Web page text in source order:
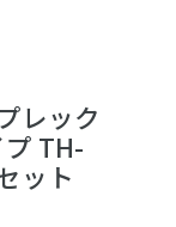
レック
TH-
ット